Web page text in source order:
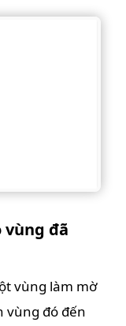
vùng đã
vùng làm mờ
vùng đó đến